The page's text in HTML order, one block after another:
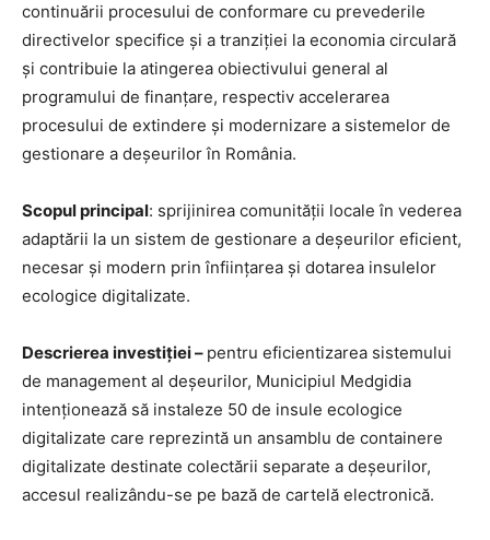
continuării procesului de conformare cu prevederile
directivelor specifice și a tranziției la economia circulară
și contribuie la atingerea obiectivului general al
programului de finanțare, respectiv accelerarea
procesului de extindere și modernizare a sistemelor de
gestionare a deșeurilor în România.
Scopul principal: sprijinirea comunității locale în vederea
adaptării la un sistem de gestionare a deșeurilor eficient,
necesar și modern prin înființarea și dotarea insulelor
ecologice digitalizate.
Descrierea investiției – pentru eficientizarea sistemului
de management al deșeurilor, Municipiul Medgidia
intenționează să instaleze 50 de insule ecologice
digitalizate care reprezintă un ansamblu de containere
digitalizate destinate colectării separate a deșeurilor,
accesul realizându-se pe bază de cartelă electronică.